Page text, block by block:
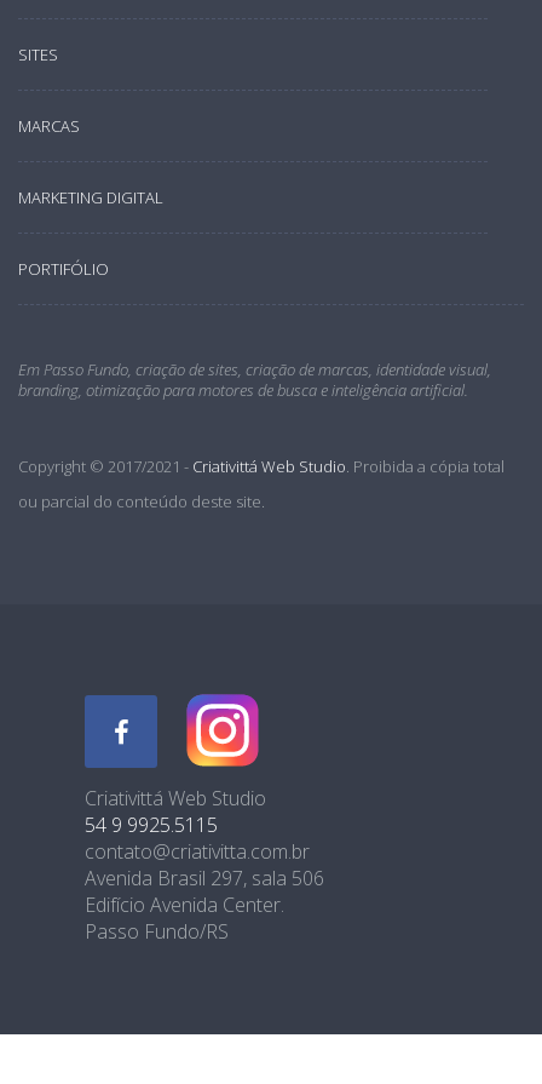
SITES
MARCAS
MARKETING DIGITAL
PORTIFÓLIO
Em Passo Fundo, criação de sites, criação de marcas, identidade visual,
branding, otimização para motores de busca e inteligência artificial.
Copyright © 2017/2021 - Criativittá Web Studio. Proibida a cópia total
ou parcial do conteúdo deste site.
Criativittá Web Studio
54 9 9925.5115
contato@criativitta.com.br
Avenida Brasil 297, sala 506
Edifício Avenida Center.
Passo Fundo/RS